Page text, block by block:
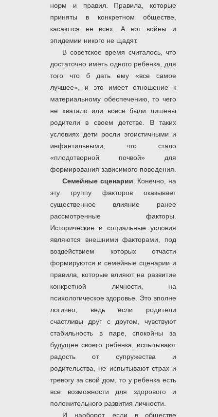
норм и правил. Правила, которые
приняты в конкретном обществе,
касаются не всех. А вот войны и
эпидемии никого не щадят.
В советское время считалось, что
достаточно иметь одного ребенка, для
того что б дать ему «все самое
лучшее», и это имеет отношение к
материальному обеспечению, то чего
не хватало или вовсе были лишены
родители в своем детстве. В таких
условиях дети росли эгоистичными и
инфантильными, что стало
«плодотворной почвой» для
формирования зависимого поведения.
Семейные сценарии . Конечно, на
эту группу факторов оказывает
существенное влияние ранее
рассмотренные факторы.
Исторические и социальные условия
являются внешними факторами, под
воздействием которых отчасти
формируются и семейные сценарии и
правила, которые влияют на развитие
конкретной личности, на
психологическое здоровье. Это вполне
логично, ведь если родители
счастливы друг с другом, чувствуют
стабильность в паре, спокойны за
будущее своего ребенка, испытывают
радость от супружества и
родительства, не испытывают страх и
тревогу за свой дом, то у ребенка есть
все возможности для здорового и
положительного развития личности.
И наоборот, если в обществе